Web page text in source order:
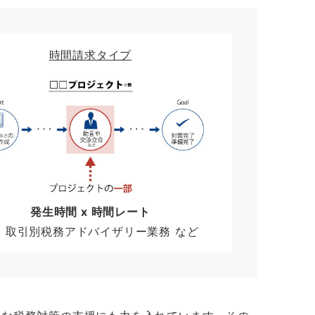
時間請求タイプ
発生時間 x 時間レート
取引別税務アドバイザリー業務 など